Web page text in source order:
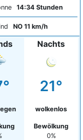
14:34 Stunden
NO 11 km/h
Nachts
21°
wolkenlos
Bewölkung
0%